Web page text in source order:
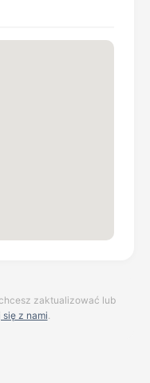
zaktualizować lub
z nami.